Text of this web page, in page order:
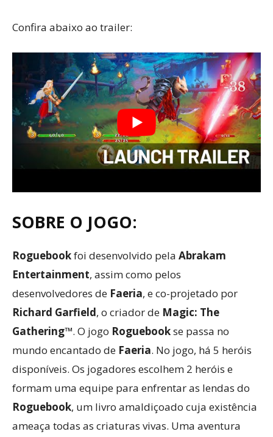
Confira abaixo ao trailer:
SOBRE O JOGO:
Roguebookfoi desenvolvido pela Abrakam
Entertainment, assim como pelos
desenvolvedores de Faeria, e co-projetado por
Richard Garfield, o criador de Magic: The
Gathering™. O jogo Roguebookse passa no
mundo encantado de Faeria. No jogo, há 5 heróis
disponíveis. Os jogadores escolhem 2 heróis e
formam uma equipe para enfrentar as lendas do
Roguebook, um livro amaldiçoado cuja existência
ameaça todas as criaturas vivas. Uma aventura